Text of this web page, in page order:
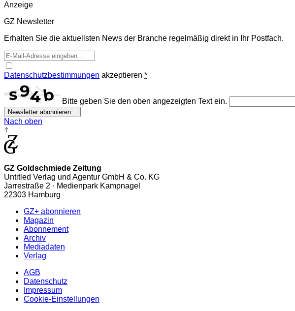
Anzeige
GZ Newsletter
Erhalten Sie die aktuellsten News der Branche regelmäßig direkt in Ihr Postfach.
Datenschutzbestimmungen akzeptieren *
Bitte geben Sie den oben angezeigten Text ein.
Newsletter abonnieren
Nach oben
GZ Goldschmiede Zeitung
Untitled Verlag und Agentur GmbH & Co. KG
Jarrestraße 2 · Medienpark Kampnagel
22303 Hamburg
GZ+ abonnieren
Magazin
Abonnement
Archiv
Mediadaten
Verlag
AGB
Datenschutz
Impressum
Cookie-Einstellungen